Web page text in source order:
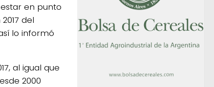
en punto
del
lo informó
al igual que
2000